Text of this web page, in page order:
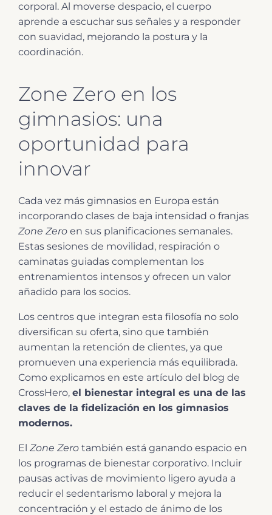
corporal. Al moverse despacio, el cuerpo
aprende a escuchar sus señales y a responder
con suavidad, mejorando la postura y la
coordinación.
Zone Zero en los
gimnasios: una
oportunidad para
innovar
Cada vez más gimnasios en Europa están
incorporando clases de baja intensidad o franjas
Zone Zero en sus planificaciones semanales.
Estas sesiones de movilidad, respiración o
caminatas guiadas complementan los
entrenamientos intensos y ofrecen un valor
añadido para los socios.
Los centros que integran esta filosofía no solo
diversifican su oferta, sino que también
aumentan la retención de clientes, ya que
promueven una experiencia más equilibrada.
Como explicamos en este artículo del blog de
CrossHero, el bienestar integral es una de las
claves de la fidelización en los gimnasios
modernos.
El Zone Zero también está ganando espacio en
los programas de bienestar corporativo. Incluir
pausas activas de movimiento ligero ayuda a
reducir el sedentarismo laboral y mejora la
concentración y el estado de ánimo de los